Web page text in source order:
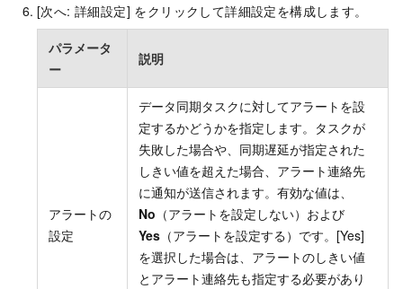
[次へ: 詳細設定] をクリックして詳細設定を構成します。
パラメータ
ー
説明
アラートの
設定
データ同期タスクに対してアラートを設
定するかどうかを指定します。タスクが
失敗した場合や、同期遅延が指定された
しきい値を超えた場合、アラート連絡先
に通知が送信されます。有効な値は、
No （アラートを設定しない）および
Yes （アラートを設定する）です。[Yes]
を選択した場合は、アラートのしきい値
とアラート連絡先も指定する必要があり